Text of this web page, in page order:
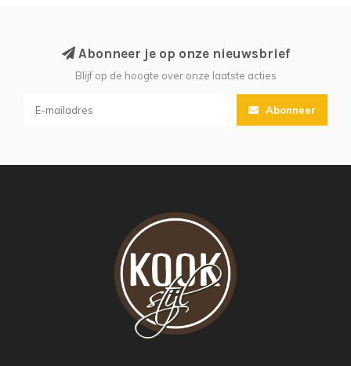
Abonneer je op onze nieuwsbrief
Blijf op de hoogte over onze laatste acties
Abonneer